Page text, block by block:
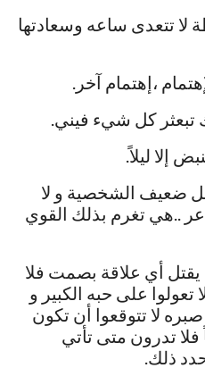
لا تتعدى ساعه وسعادتها
رجل ضعيف الشخصية و لا
..هي تغرم بذلك القوي
يقتل أي علاقة بصمت فلا
تعولوا على حبه الكبير و
صبره لا تتوقعوا أن تكون
تدرون متى تأتي
ذلك.